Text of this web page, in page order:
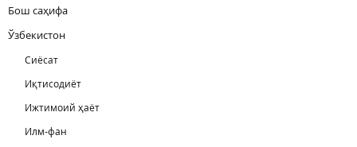
Бош саҳифа
Ўзбекистон
Сиёсат
Иқтисодиёт
Ижтимоий ҳаёт
Илм-фан